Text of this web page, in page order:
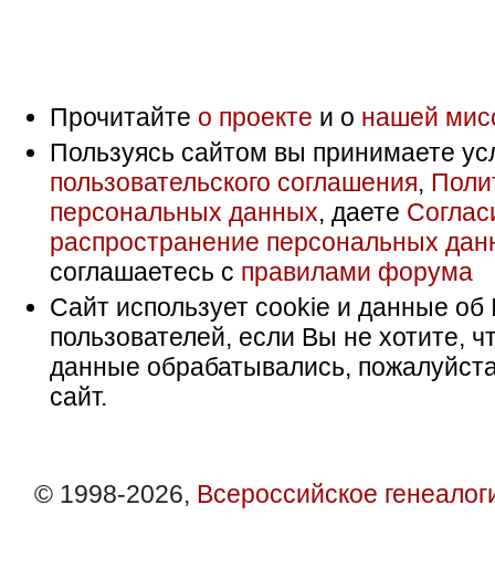
Прочитайте о проекте и о нашей
Пользуясь сайтом вы принимаете
пользовательского соглашения,
персональных данных, даете
распространение персональных
соглашаетесь с правилами форума
Сайт использует cookie и данные об
пользователей, если Вы не хотите,
данные обрабатывались,
сайт.
© 1998-2026, Всероссийское